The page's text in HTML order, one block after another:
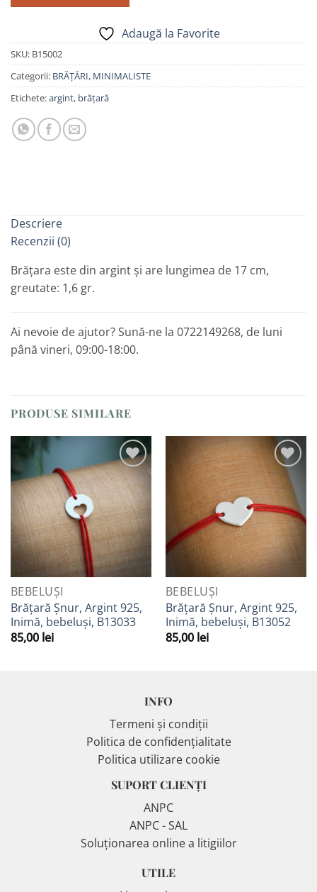
Adaugă la Favorite
SKU: B15002
Categorii: BRĂȚĂRI, MINIMALISTE
Etichete:argint, brățară
Descriere
Recenzii (0)
Brățara este din argint și are lungimea de 17 cm,
greutate: 1,6 gr.
Ai nevoie de ajutor? Sună-ne la 0722149268, de luni
până vineri, 09:00-18:00.
PRODUSE SIMILARE
Adaugă
la
Favorite
BEBELUȘI
Brățară Șnur, Argint 925,
Inimă, bebeluși, B13033
85,00 lei
Adaugă
Favorite
BEBELUȘI
Brățară Șnur, Argint 925,
Inimă, bebeluși, B13052
85,00 lei
INFO
Termeni și condiții
Politica de confidențialitate
Politica utilizare cookie
SUPORT CLIENȚI
ANPC
ANPC - SAL
Soluționarea online a litigiilor
UTILE